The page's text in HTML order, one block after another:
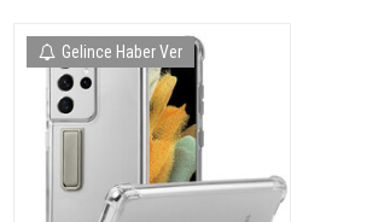
Gelince Haber Ver